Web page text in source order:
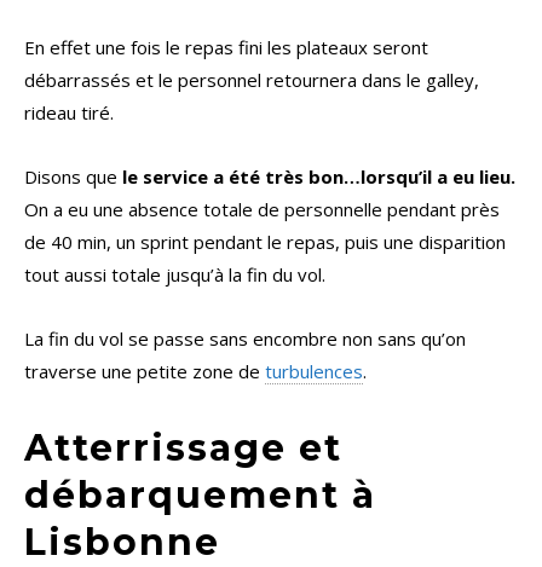
En effet une fois le repas fini les plateaux seront
débarrassés et le personnel retournera dans le galley,
rideau tiré.
Disons que le service a été très bon…lorsqu’il a eu lieu.
On a eu une absence totale de personnelle pendant près
de 40 min, un sprint pendant le repas, puis une disparition
tout aussi totale jusqu’à la fin du vol.
La fin du vol se passe sans encombre non sans qu’on
traverse une petite zone de turbulences.
Atterrissage et
débarquement à
Lisbonne